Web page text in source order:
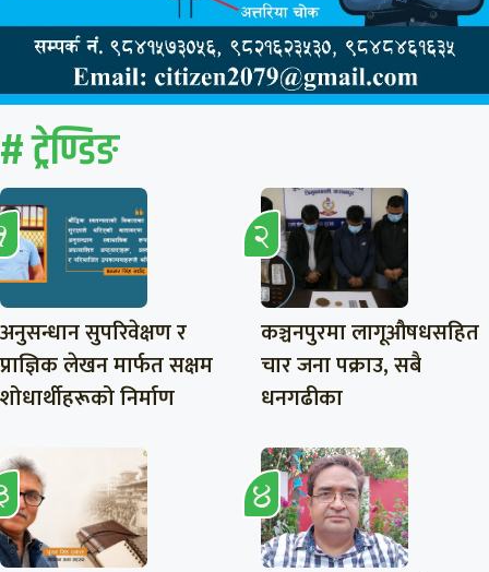
# ट्रेण्डिङ
अनुसन्धान सुपरिवेक्षण र
प्राज्ञिक लेखन मार्फत सक्षम
शोधार्थीहरूको निर्माण
कञ्चनपुरमा लागूऔषधसहित
चार जना पक्राउ, सबै
धनगढीका